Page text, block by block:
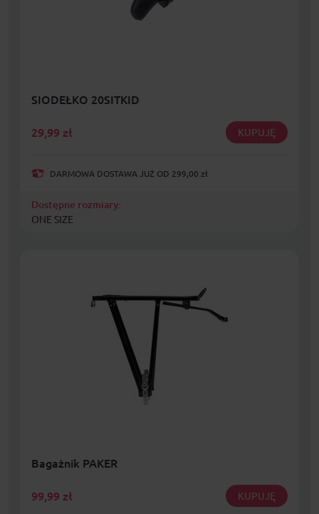
SIODEŁKO 20SITKID
29,99 zł KUPUJĘ
DARMOWA DOSTAWA JUŻ OD 299,00 zł
Dostępne rozmiary:
ONE SIZE
Bagażnik PAKER
99,99 zł KUPUJĘ